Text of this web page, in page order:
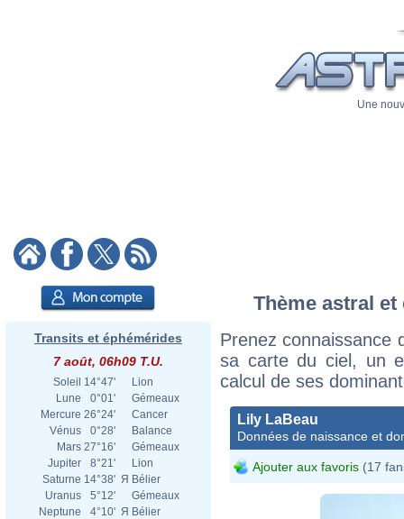
Une
Transits et éphémérides
7 août, 06h09 T.U.
Soleil 14°47'
Lion
Lune
0°01'
Gémeaux
Mercure 26°24'
Cancer
Vénus
0°28'
Balance
Mars 27°16'
Gémeaux
Jupiter
8°21'
Lion
Saturne 14°38' Я Bélier
Uranus
5°12'
Gémeaux
Neptune
4°10' Я Bélier
Thème astral
Prenez connaissance
sa carte du ciel, un
calcul de ses
Lily LaBeau
Données de naissance et
Ajouter aux favoris (17